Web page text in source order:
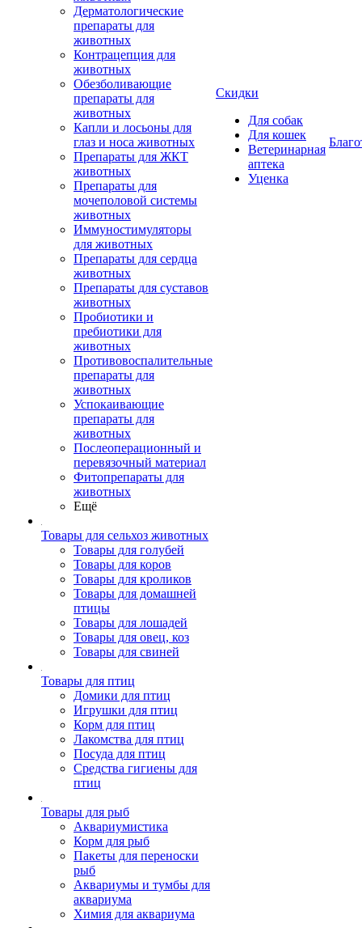
Дерматологические
препараты для
животных
Контрацепция для
животных
Обезболивающие
препараты для
животных
Капли и лосьоны для
глаз и носа животных
Препараты для ЖКТ
животных
Препараты для
мочеполовой системы
животных
Иммуностимуляторы
для животных
Препараты для сердца
животных
Препараты для суставов
животных
Пробиотики и
пребиотики для
животных
Противовоспалительные
препараты для
животных
Успокаивающие
препараты для
животных
Послеоперационный и
перевязочный материал
Фитопрепараты для
животных
Ещё
Товары для сельхоз животных
Товары для голубей
Товары для коров
Товары для кроликов
Товары для домашней
птицы
Товары для лошадей
Товары для овец, коз
Товары для свиней
Товары для птиц
Домики для птиц
Игрушки для птиц
Корм для птиц
Лакомства для птиц
Посуда для птиц
Средства гигиены для
птиц
Товары для рыб
Аквариумистика
Корм для рыб
Пакеты для переноски
рыб
Аквариумы и тумбы для
аквариума
Химия для аквариума
Скидки
Для собак
Для кошек
Ветеринарная
аптека
Уценка